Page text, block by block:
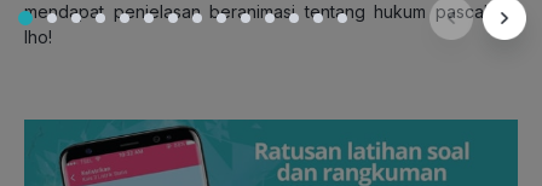
mendapat penjelasan beranimasi tentang hukum pascal ini,
lho!